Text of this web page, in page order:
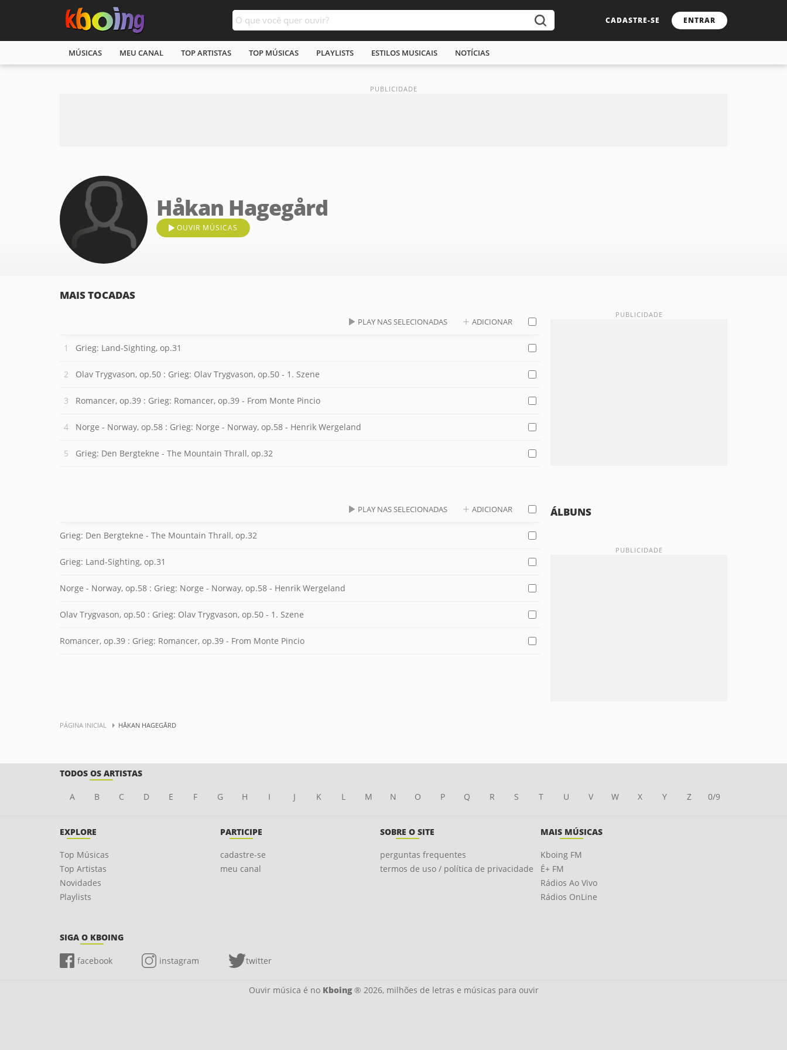
CADASTRE-SE ENTRAR
MÚSICAS MEU CANAL TOP ARTISTAS TOP MÚSICAS PLAYLISTS ESTILOS MUSICAIS NOTÍCIAS
Håkan Hagegård
OUVIR MÚSICAS
MAIS TOCADAS
PLAY NAS SELECIONADAS ADICIONAR
Grieg: Land-Sighting, op.31
Olav Trygvason, op.50 : Grieg: Olav Trygvason, op.50 - 1. Szene
Romancer, op.39 : Grieg: Romancer, op.39 - From Monte Pincio
Norge - Norway, op.58 : Grieg: Norge - Norway, op.58 - Henrik Wergeland
Grieg: Den Bergtekne - The Mountain Thrall, op.32
PLAY NAS SELECIONADAS ADICIONAR
Grieg: Den Bergtekne - The Mountain Thrall, op.32
Grieg: Land-Sighting, op.31
Norge - Norway, op.58 : Grieg: Norge - Norway, op.58 - Henrik Wergeland
Olav Trygvason, op.50 : Grieg: Olav Trygvason, op.50 - 1. Szene
Romancer, op.39 : Grieg: Romancer, op.39 - From Monte Pincio
ÁLBUNS
PÁGINA INICIAL HÅKAN HAGEGÅRD
TODOS OS ARTISTAS
A B C D E F G H I J K L M N O P Q R S T U V W X Y Z 0/9
EXPLORE
Top Músicas
Top Artistas
Novidades
Playlists
PARTICIPE
cadastre-se
meu canal
SOBRE O SITE
perguntas frequentes
termos de uso / política de privacidade
MAIS MÚSICAS
Kboing FM
É+ FM
Rádios Ao Vivo
Rádios OnLine
SIGA O KBOING
facebook instagram twitter
Ouvir música é no Kboing® 2026, milhões de letras e músicas para ouvir